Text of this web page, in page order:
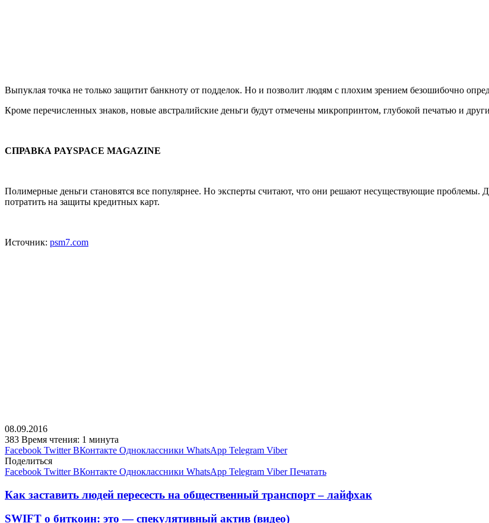
Выпуклая точка не только защитит банкноту от подделок. Но и позволит людям с плохим зрением безошибочно
Кроме перечисленных знаков, новые австралийские деньги будут отмечены микропринтом, глубокой печатью и
СПРАВКА PAYSPACE MAGAZINE
Полимерные деньги становятся все популярнее. Но эксперты считают, что они решают несуществующие проблемы.
потратить на защиты кредитных карт.
Источник: psm7.com
08.09.2016
383 Время чтения: 1 минута
Facebook Twitter ВКонтакте Одноклассники WhatsApp Telegram Viber
Поделиться
Facebook Twitter ВКонтакте Одноклассники WhatsApp Telegram Viber Печатать
Как заставить людей пересесть на общественный транспорт – лайфхак
SWIFT о биткоин: это — спекулятивный актив (видео)